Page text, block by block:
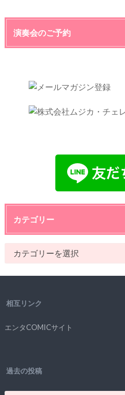
演奏会のご予約
カテゴリー
相互リンク
エンタCOMICサイト
過去の投稿